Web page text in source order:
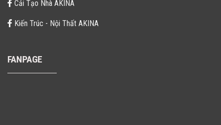
Cải Tạo Nhà AKINA
Kiến Trúc - Nội Thất AKINA
FANPAGE